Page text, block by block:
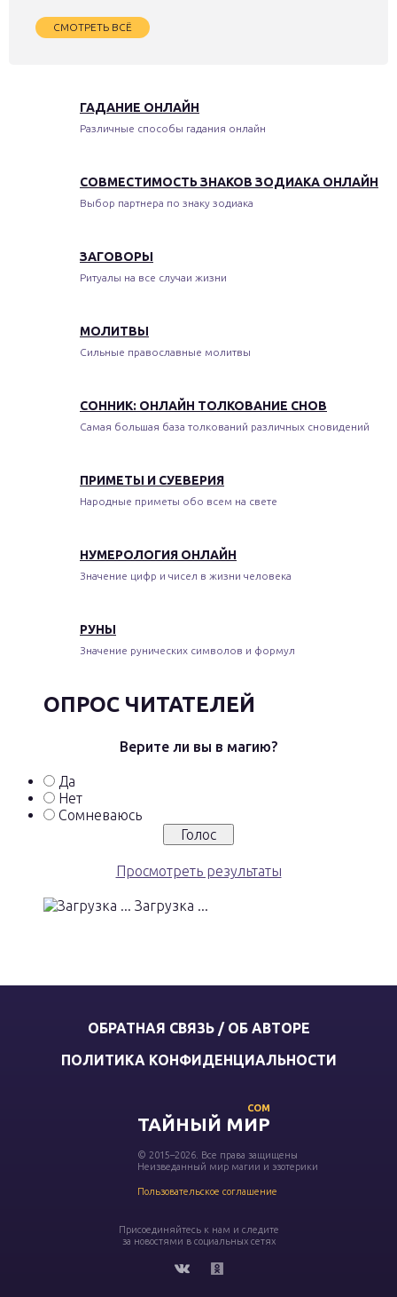
СМОТРЕТЬ ВСЁ
ГАДАНИЕ ОНЛАЙН
Различные способы гадания онлайн
СОВМЕСТИМОСТЬ ЗНАКОВ ЗОДИАКА ОНЛАЙН
Выбор партнера по знаку зодиака
ЗАГОВОРЫ
Ритуалы на все случаи жизни
МОЛИТВЫ
Сильные православные молитвы
СОННИК: ОНЛАЙН ТОЛКОВАНИЕ СНОВ
Самая большая база толкований различных сновидений
ПРИМЕТЫ И СУЕВЕРИЯ
Народные приметы обо всем на свете
НУМЕРОЛОГИЯ ОНЛАЙН
Значение цифр и чисел в жизни человека
РУНЫ
Значение рунических символов и формул
ОПРОС ЧИТАТЕЛЕЙ
Верите ли вы в магию?
Да
Нет
Сомневаюсь
Просмотреть результаты
Загрузка ...
ОБРАТНАЯ СВЯЗЬ / ОБ АВТОРЕ
ПОЛИТИКА КОНФИДЕНЦИАЛЬНОСТИ
ТАЙНЫЙ МИР
COM
© 2015–2026. Все права защищены
Неизведанный мир магии и эзотерики
Пользовательское соглашение
Присоединяйтесь к нам и следите
за новостями в социальных сетях